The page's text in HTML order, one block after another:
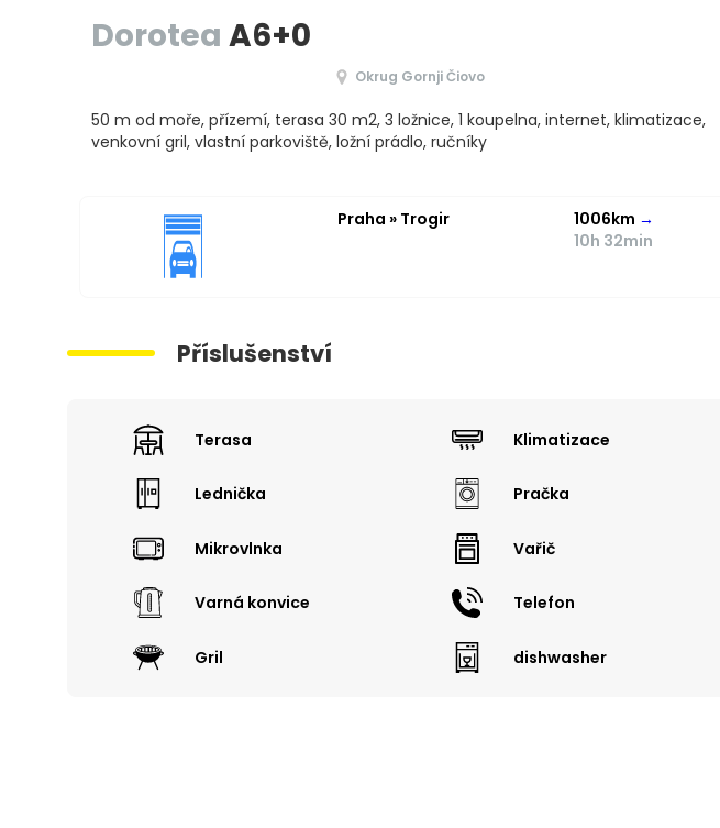
Dorotea A6+0
Okrug Gornji Čiovo
50 m od moře, přízemí, terasa 30 m2, 3 ložnice, 1 koupelna, internet, klimatizace,
venkovní gril, vlastní parkoviště, ložní prádlo, ručníky
Praha » Trogir 1006km →
10h 32min
Příslušenství
Terasa Klimatizace
Lednička Pračka
Mikrovlnka Vařič
Varná konvice Telefon
Gril dishwasher